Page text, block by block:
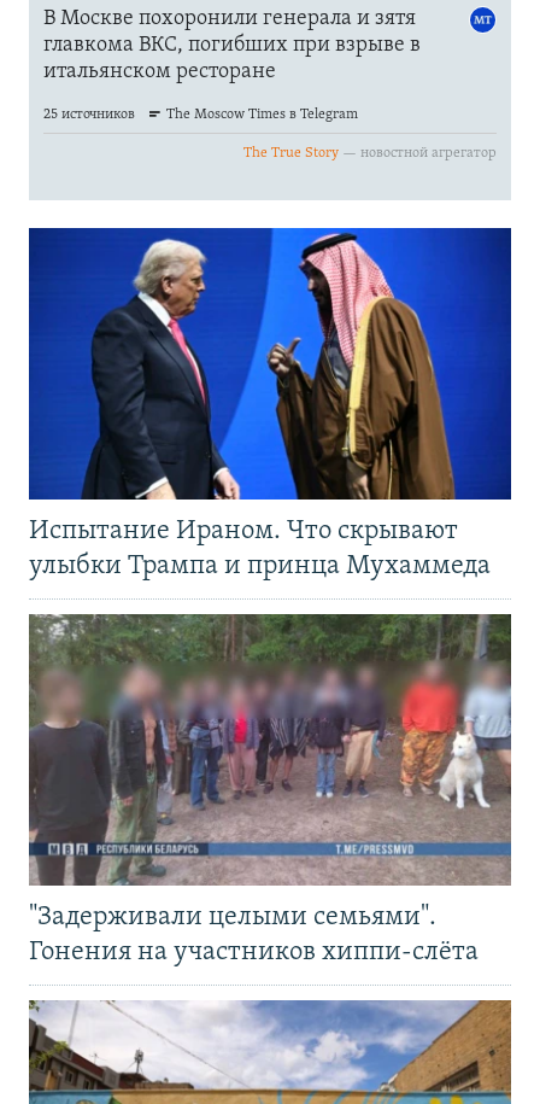
Испытание Ираном. Что скрывают
улыбки Трампа и принца Мухаммеда
"Задерживали целыми семьями".
Гонения на участников хиппи-слёта